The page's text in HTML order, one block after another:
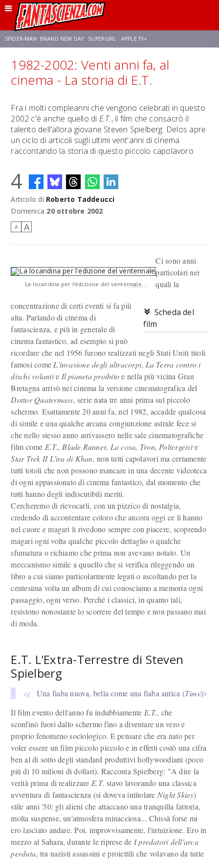
SPIDER-MAN: BRAND NEW DAY SUPERGIRL APPLE TV+
FRANCO RICCIARDIELLO ZENDAYA STAR TREK AVENGERS: DOOMSDAY
1982-2002: Venti anni fa, al
cinema - La storia di E.T.
Fra i molti compleanni che vengono celebrati in questo
2002 c'è anche quello di E.T., il film che consacrò il
talento dell'allora giovane Steven Spielberg. Delos apre
un ciclo di articoli sugli ultimi vent'anni di cinema
raccontando la storia di questo piccolo capolavoro
4
Articolo di Roberto Taddeucci
Domenica 20 ottobre 2002
A A
La locandina per l'edizione del ventennale
Scheda del
film
Ci sono anni
particolari nei
quali la
concentrazione di certi eventi si fa più
alta. Parlando di cinema di
fantascienza, e più in generale di
cinema fantastico, ad esempio si può
ricordare che nel 1956 furono realizzati negli Stati Uniti titoli
famosi come L'invasione degli ultracorpi, La Terra contro i
dischi volantie Il pianeta proibitoe nella più vicina Gran
Bretagna arrivò nei cinema la versione cinematografica del
Dottor Quatermass, serie nata tre anni prima sul piccolo
schermo. Esattamente 20 anni fa, nel 1982, accadde qualcosa
di simile e una qualche arcana congiunzione astrale fece si
che nello stesso anno arrivassero nelle sale cinematografiche
film come E.T., Blade Runner, La cosa, Tron, Poltergeiste
Star Trek II L'ira di Khan, non tutti capolavori ma certamente
tutti totoli che non possono mancare in una decente videoteca
di ogni appassionato di cinema fantastico, dal momento che
tutti hanno degli indiscutibili meriti.
Cercheremo di rievocarli, con un pizzico di nostalgia,
credendo di accontentare coloro che ancora oggi ce li hanno
nel cuore e magari li rivedono sempre con piacere, scoprendo
magari ogni volta qualche piccolo dettaglio o qualche
sfumatura o richiamo che prima non avevano notato. Un
meccanismo simile a quuello che si verifica rileggendo un
libro a cui siamo particolarmente legati o ascoltando per la
centesima volta un album di cui conosciamo a memoria ogni
passaggio, ogni verso. Perché i classici, in quanto tali,
resistono nonostante lo scorrere del tempo e non passano mai
di moda.
E.T. L'Extra-Terrestre di Steven
Spielberg
Una fiaba nuova, bella come una fiaba antica (Time)
Il film evento dell'anno fu indubbiamente E.T., che
sconfinò fuori dallo schermo fino a diventare un vero e
proprio fenomeno sociologico. E pensare che era nato per
voler essere un film piccolo piccolo e in effetti costò una cifra
ben al di sotto degli standard produttivi hollywoodiani (poco
più di 10 milioni di dollari). Racconta Spielberg: "A dire la
verità prima di realizzare E.T. stavo lavorando una classica
avventura di fantascienza (si doveva intitolare Night Skies)
stile anni '50: gli alieni che attaccano una tranquilla fattoria,
molta suspense, un'atmosfera minacciosa... Chissà forse mi
ero lasciato andare. Poi, improvvisamente, l'intuizione. Ero in
mezzo al Sahara, durante le riprese de I predatori dell'arca
perduta, tra nazisti assassini e proiettili che volavano da tutte